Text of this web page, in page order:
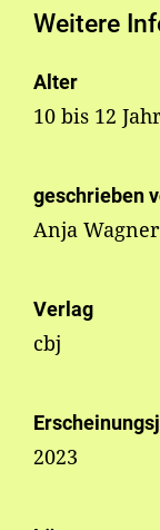
Weitere
Alter
10 bis 12
geschrieben
Anja Wagner
Verlag
cbj
2023